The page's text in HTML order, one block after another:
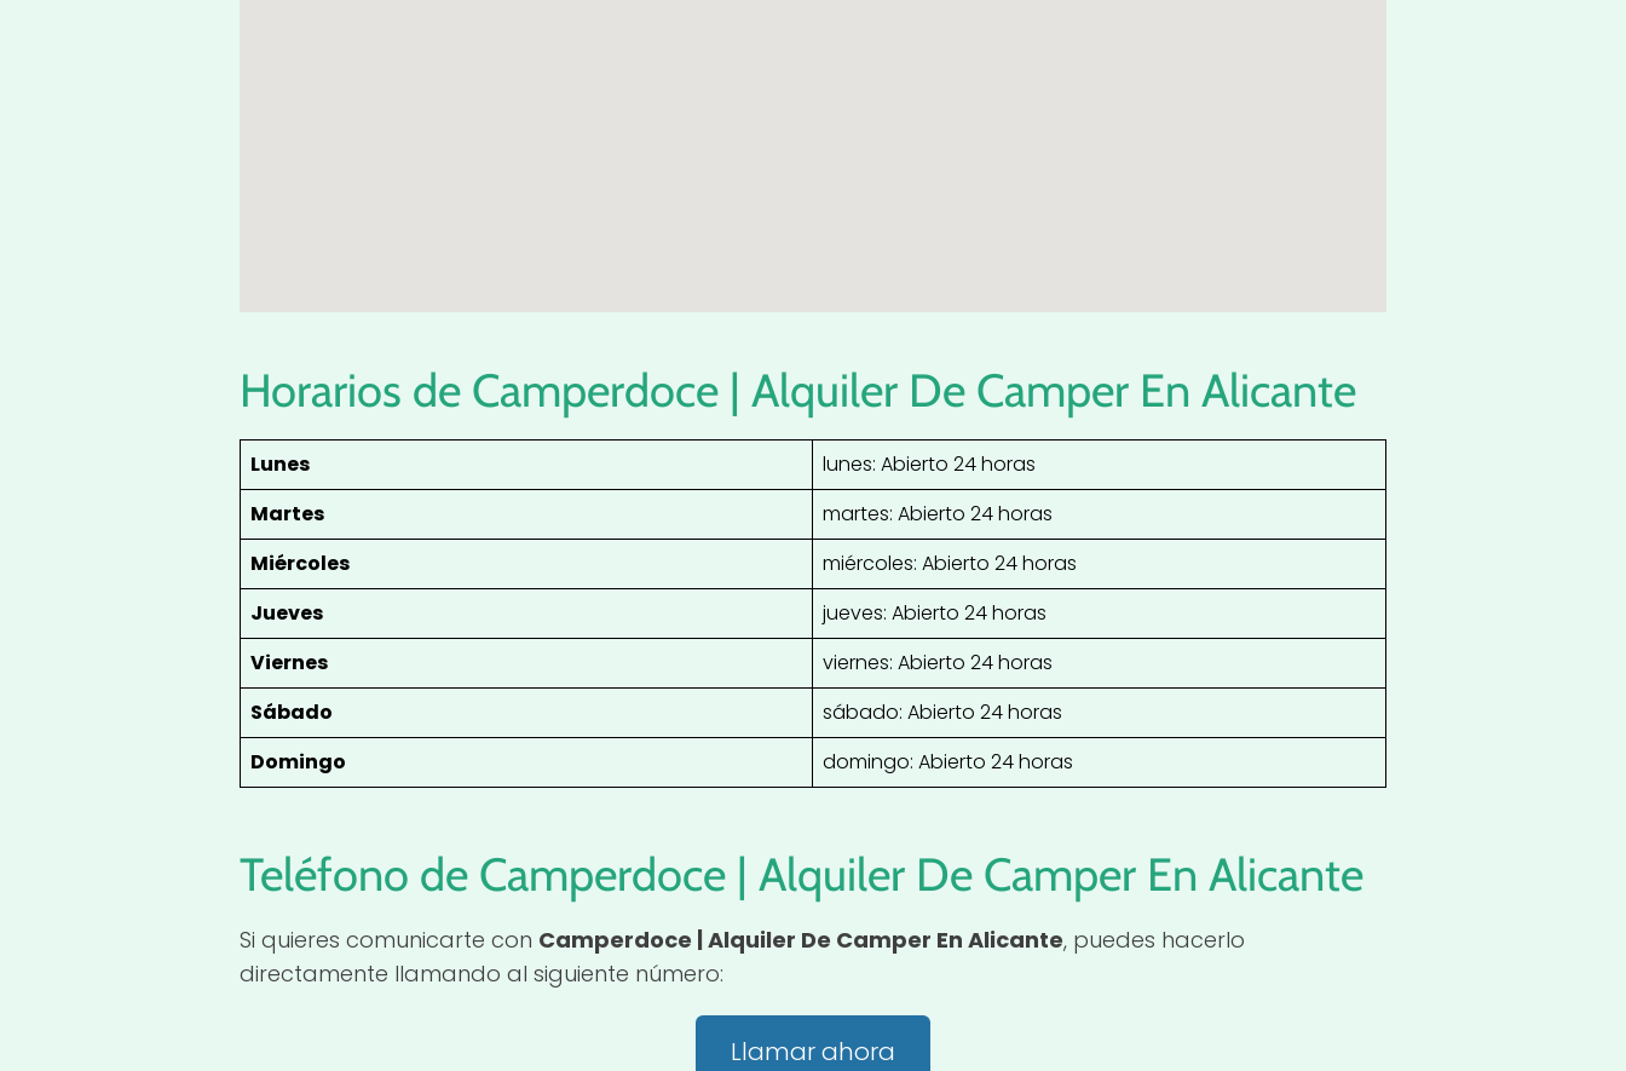
Horarios de Camperdoce | Alquiler De Camper En Alicante
Lunes
lunes: Abierto 24 horas
Martes
martes: Abierto 24 horas
Miércoles
miércoles: Abierto 24 horas
Jueves
jueves: Abierto 24 horas
Viernes
viernes: Abierto 24 horas
Sábado
sábado: Abierto 24 horas
Domingo
domingo: Abierto 24 horas
Teléfono de Camperdoce | Alquiler De Camper En Alicante
Si quieres comunicarte con Camperdoce | Alquiler De Camper En Alicante, puedes hacerlo
directamente llamando al siguiente número:
Llamar ahora